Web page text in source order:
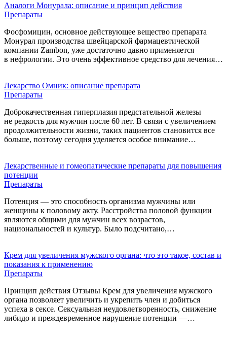
Аналоги Монурала: описание и принцип действия
Препараты
Фосфомицин, основное действующее вещество препарата
Монурал производства швейцарской фармацевтической
компании Zambon, уже достаточно давно применяется
в нефрологии. Это очень эффективное средство для лечения…
Лекарство Омник: описание препарата
Препараты
Доброкачественная гиперплазия предстательной железы
не редкость для мужчин после 60 лет. В связи с увеличением
продолжительности жизни, таких пациентов становится все
больше, поэтому сегодня уделяется особое внимание…
Лекарственные и гомеопатические препараты для повышения
потенции
Препараты
Потенция — это способность организма мужчины или
женщины к половому акту. Расстройства половой функции
являются общими для мужчин всех возрастов,
национальностей и культур. Было подсчитано,…
Крем для увеличения мужского органа: что это такое, состав и
показания к применению
Препараты
Принцип действия Отзывы Крем для увеличения мужского
органа позволяет увеличить и укрепить член и добиться
успеха в сексе. Сексуальная неудовлетворенность, снижение
либидо и преждевременное нарушение потенции —…